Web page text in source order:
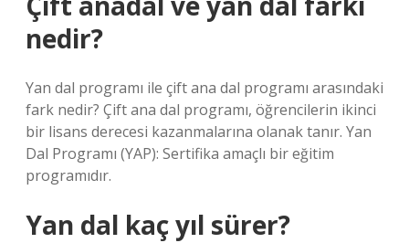
nedir?
Yan dal programı ile çift ana dal programı arasındaki
fark nedir? Çift ana dal programı, öğrencilerin ikinci
bir lisans derecesi kazanmalarına olanak tanır. Yan
Dal Programı (YAP): Sertifika amaçlı bir eğitim
programıdır.
Yan dal kaç yıl sürer?